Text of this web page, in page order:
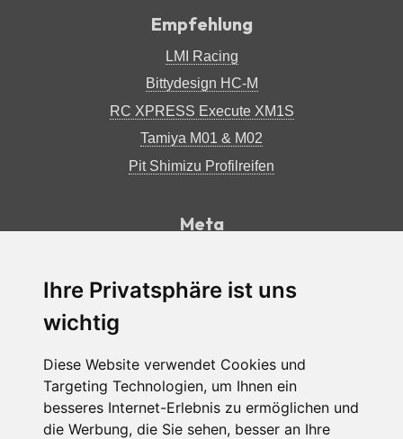
Ihre Privatsphäre ist uns
wichtig
Diese Website verwendet Cookies und
Targeting Technologien, um Ihnen ein
besseres Internet-Erlebnis zu ermöglichen und
die Werbung, die Sie sehen, besser an Ihre
Empfehlung
LMI Racing
Bittydesign HC-M
RC XPRESS Execute XM1S
Tamiya M01 & M02
Pit Shimizu Profilreifen
Meta
Datenschutzerklärung
FacebookInstagram
Back
to